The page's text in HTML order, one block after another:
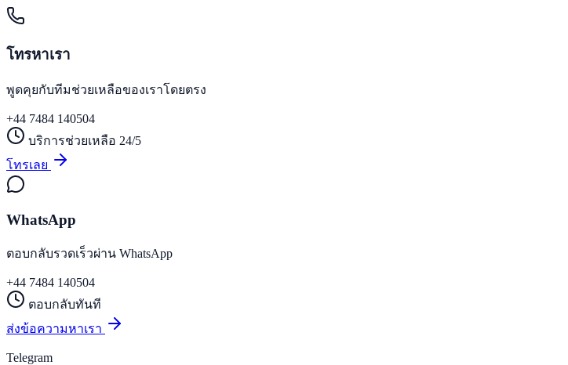
โทรหาเรา
พูดคุยกับทีมช่วยเหลือของเราโดยตรง
+44 7484 140504
บริการช่วยเหลือ 24/5
โทรเลย
WhatsApp
ตอบกลับรวดเร็วผ่าน WhatsApp
+44 7484 140504
ตอบกลับทันที
ส่งข้อความหาเรา
Telegram